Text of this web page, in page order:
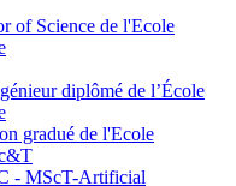
of Science de l'Ecole
diplômé de l’École
gradué de l'Ecole
- MScT-Artificial